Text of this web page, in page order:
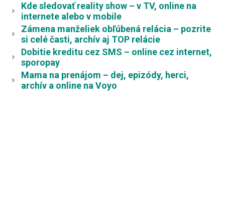
Kde sledovať reality show – v TV, online na
internete alebo v mobile
Zámena manželiek obľúbená relácia – pozrite
si celé časti, archív aj TOP relácie
Dobitie kreditu cez SMS – online cez internet,
sporopay
Mama na prenájom – dej, epizódy, herci,
archív a online na Voyo